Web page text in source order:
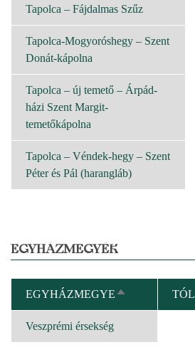
Tapolca – Fájdalmas Szűz
Tapolca-Mogyoróshegy – Szent
Donát-kápolna
Tapolca – új temető – Árpád-
házi Szent Margit-
temetőkápolna
Tapolca – Véndek-hegy – Szent
Péter és Pál (harangláb)
EGYHÁZMEGYÉK
EGYHÁZMEGYECSÖKKENŐ
RENDEZÉS
TÓL
Veszprémi érsekség